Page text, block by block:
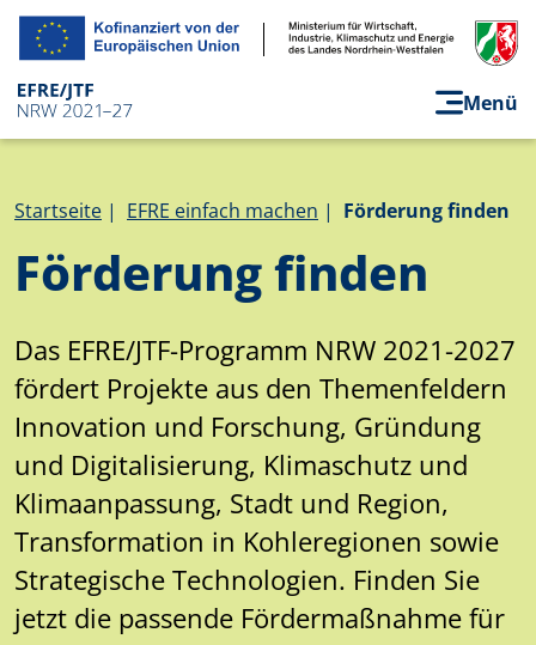
Direkt zum Inhalt
Menü
Pfadnavigation
Startseite EFRE einfach machen Förderung finden
Förderung finden
Das EFRE/JTF-Programm NRW 2021-2027
fördert Projekte aus den Themenfeldern
Innovation und Forschung, Gründung
und Digitalisierung, Klimaschutz und
Klimaanpassung, Stadt und Region,
Transformation in Kohleregionen sowie
Strategische Technologien. Finden Sie
jetzt die passende Fördermaßnahme für